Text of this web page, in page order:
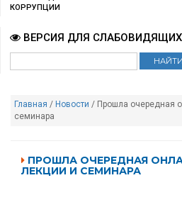
КОРРУПЦИИ
ВЕРСИЯ ДЛЯ СЛАБОВИДЯЩИХ
Главная / Новости / Прошла очередная
семинара
ПРОШЛА ОЧЕРЕДНАЯ
ЛЕКЦИИ И СЕМИНАРА